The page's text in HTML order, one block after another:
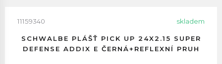
11159340 skladem
SCHWALBE PLÁŠŤ PICK UP 24X2.15 SUPER
DEFENSE ADDIX E ČERNÁ+REFLEXNÍ PRUH